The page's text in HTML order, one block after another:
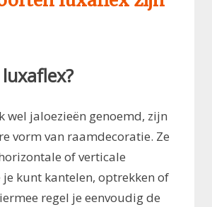
wel jaloezieën genoemd, zijn
vorm van raamdecoratie. Ze
of verticale
kunt kantelen, optrekken of
regel je eenvoudig de